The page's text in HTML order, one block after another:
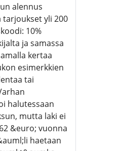
alennus
yli 200
10%
ja samassa
kertaa
esimerkkien
tai
halutessaan
mutta laki ei
&euro; vuonna
haetaan